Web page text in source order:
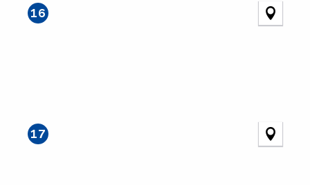
16
17